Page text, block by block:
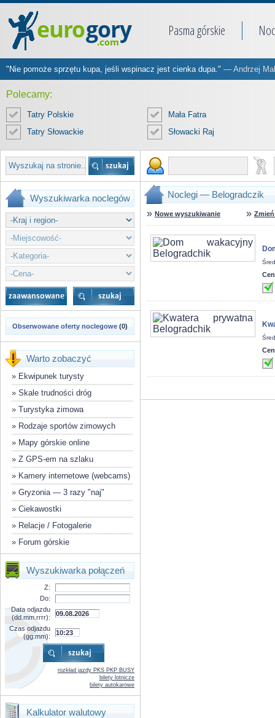
Pasma górskie
"Nie pomoże sprzętu kupa, jeśli wspinacz jest cienka dupa." — Andrzej
Polecamy:
Tatry Polskie
Mała Fatra
Tatry Słowackie
Słowacki Raj
Noclegi — Belogradczik
» Nowe wyszukiwanie »
Wyszukiwarka noclegów
Obserwowane oferty noclegowe (0)
Warto zobaczyć
» Ekwipunek turysty
» Skale trudności dróg
» Turystyka zimowa
» Rodzaje sportów zimowych
» Mapy górskie online
» Z GPS-em na szlaku
» Kamery internetowe (webcams)
» Gryzonia — 3 razy "naj"
» Ciekawostki
» Relacje / Fotogalerie
» Forum górskie
Wyszukiwarka połączeń
Z:
Do:
Data odjazdu
(dd.mm.rrrr):
Czas odjazdu
(gg:mm):
rozkład jazdy PKS PKP BUSY
bilety lotnicze
bilety autokarowe
Kalkulator walutowy